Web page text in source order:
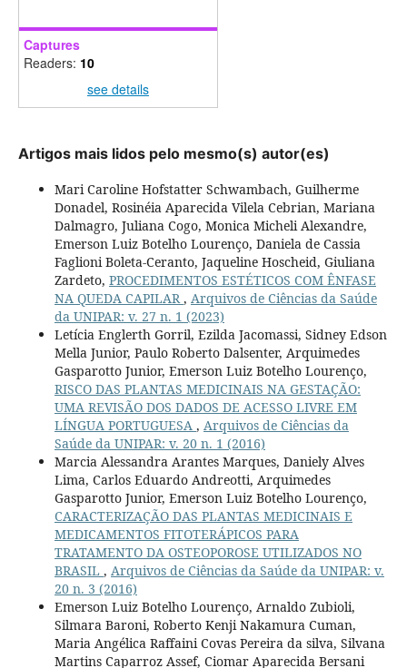
Captures
Readers: 10
see details
Artigos mais lidos pelo mesmo(s) autor(es)
Mari Caroline Hofstatter Schwambach, Guilherme
Donadel, Rosinéia Aparecida Vilela Cebrian, Mariana
Dalmagro, Juliana Cogo, Monica Micheli Alexandre,
Emerson Luiz Botelho Lourenço, Daniela de Cassia
Faglioni Boleta-Ceranto, Jaqueline Hoscheid, Giuliana
Zardeto, PROCEDIMENTOS ESTÉTICOS COM ÊNFASE
NA QUEDA CAPILAR, Arquivos de Ciências da Saúde
da UNIPAR: v. 27 n. 1 (2023)
Letícia Englerth Gorril, Ezilda Jacomassi, Sidney Edson
Mella Junior, Paulo Roberto Dalsenter, Arquimedes
Gasparotto Junior, Emerson Luiz Botelho Lourenço,
RISCO DAS PLANTAS MEDICINAIS NA GESTAÇÃO:
UMA REVISÃO DOS DADOS DE ACESSO LIVRE EM
LÍNGUA PORTUGUESA , Arquivos de Ciências da
Saúde da UNIPAR: v. 20 n. 1 (2016)
Marcia Alessandra Arantes Marques, Daniely Alves
Lima, Carlos Eduardo Andreotti, Arquimedes
Gasparotto Junior, Emerson Luiz Botelho Lourenço,
CARACTERIZAÇÃO DAS PLANTAS MEDICINAIS E
MEDICAMENTOS FITOTERÁPICOS PARA
TRATAMENTO DA OSTEOPOROSE UTILIZADOS NO
BRASIL , Arquivos de Ciências da Saúde da UNIPAR: v.
20 n. 3 (2016)
Emerson Luiz Botelho Lourenço, Arnaldo Zubioli,
Silmara Baroni, Roberto Kenji Nakamura Cuman,
Maria Angélica Raffaini Covas Pereira da silva, Silvana
Martins Caparroz Assef, Ciomar Aparecida Bersani